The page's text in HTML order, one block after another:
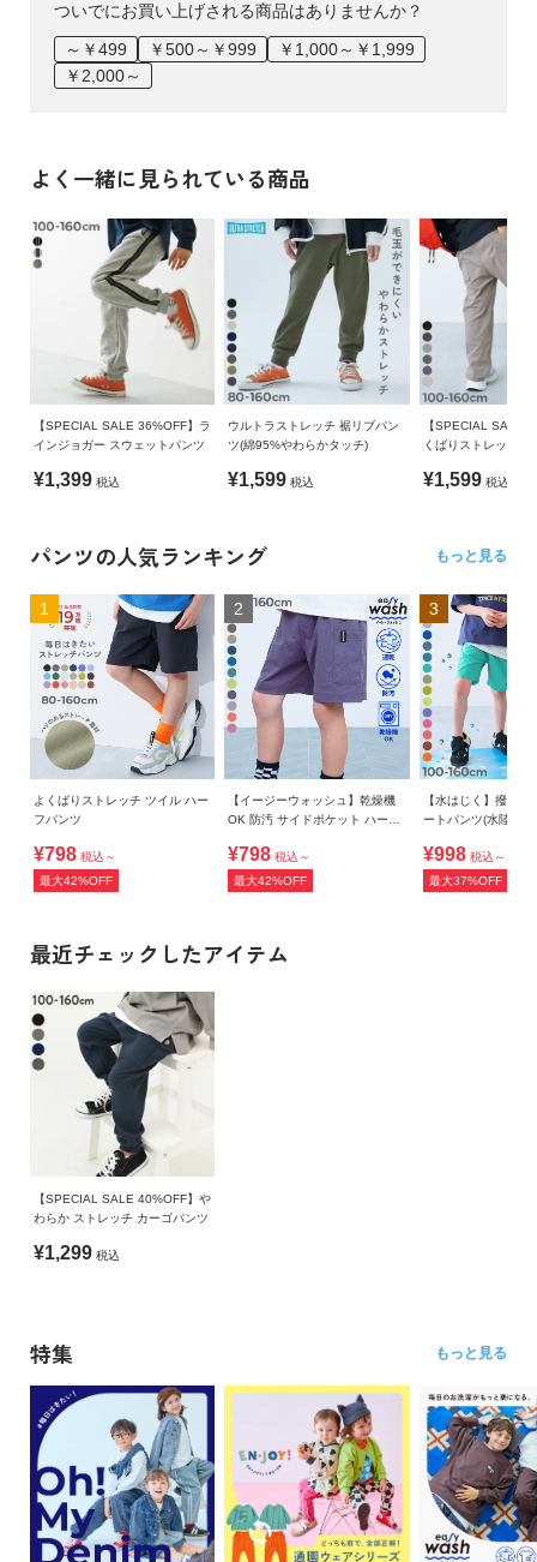
ついでにお買い上げされる商品はありませんか？
～￥499
￥500～￥999
￥1,000～￥1,999
￥2,000～
よく一緒に見られている商品
【SPECIAL SALE 36%OFF】ラ
インジョガー スウェットパンツ
¥1,399 税込
ウルトラストレッチ 裾リブパン
ツ(綿95%やわらかタッチ)
¥1,599 税込
【SPECIAL SALE
くばりストレッチ
¥1,599 税込
パンツの人気ランキング もっと見る
1
よくばりストレッチ ツイル ハー
フパンツ
¥798 税込～
最大42%OFF
2
【イージーウォッシュ】乾燥機
OK 防汚 サイドポケット ハーフ
¥798 税込～
最大42%OFF
3
【水はじく】撥水ナ
ートパンツ(水陸両用
¥998 税込～
最大37%OFF
最近チェックしたアイテム
【SPECIAL SALE 40%OFF】や
わらか ストレッチ カーゴパンツ
¥1,299 税込
特集 もっと見る